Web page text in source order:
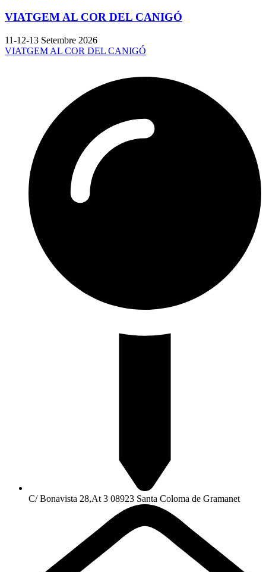
VIATGEM AL COR DEL CANIGÓ
11-12-13 Setembre 2026
VIATGEM AL COR DEL CANIGÓ
C/ Bonavista 28,At 3 08923 Santa Coloma de Gramanet